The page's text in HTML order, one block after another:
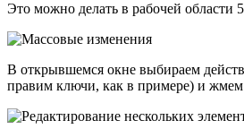
Это можно делать в рабочей области
В открывшемся окне выбираем
правим ключи, как в примере) и жмем